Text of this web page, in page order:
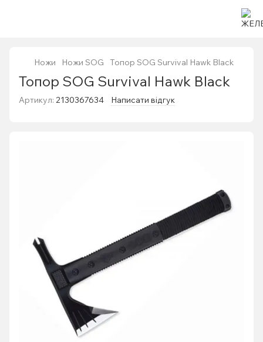
Ножи Ножи SOG Топор SOG Survival Hawk Black
Топор SOG Survival Hawk Black
Артикул: 2130367634 Написати відгук